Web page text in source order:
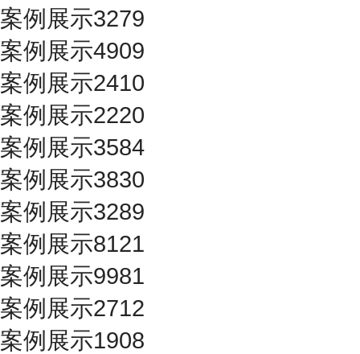
案例展示3279
案例展示4909
案例展示2410
案例展示2220
案例展示3584
案例展示3830
案例展示3289
案例展示8121
案例展示9981
案例展示2712
案例展示1908